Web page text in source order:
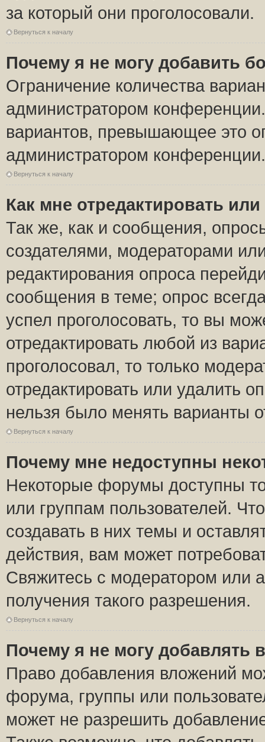
за который они проголосовали.
Вернуться к началу
Почему я не могу добавить
Ограничение количества
администратором
вариантов, превышающее это
администратором конференции.
Вернуться к началу
Как мне отредактировать
Так же, как и сообщения,
создателями, модераторами
редактирования опроса
сообщения в теме; опрос
успел проголосовать, то вы
отредактировать любой из
проголосовал, то только
отредактировать или удалить
нельзя было менять варианты
Вернуться к началу
Почему мне недоступны
Некоторые форумы доступны
или группам пользователей.
создавать в них темы и
действия, вам может
Свяжитесь с модератором или
получения такого разрешения.
Вернуться к началу
Почему я не могу добавлять
Право добавления вложений
форума, группы или
может не разрешить